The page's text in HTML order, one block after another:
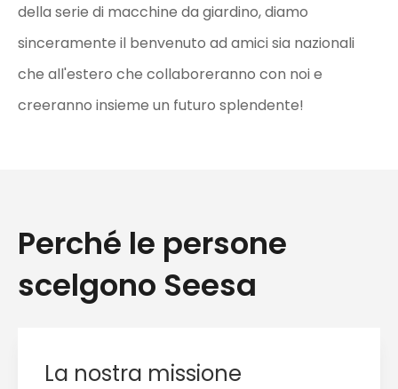
della serie di macchine da giardino, diamo
sinceramente il benvenuto ad amici sia nazionali
che all'estero che collaboreranno con noi e
creeranno insieme un futuro splendente!
Perché le persone
scelgono Seesa
La nostra missione